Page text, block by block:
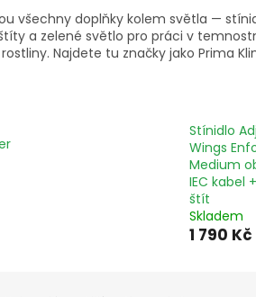
všechny doplňky kolem světla —
a zelené světlo pro práci v
Najdete tu značky jako Prima
Stínidlo
Wings
Medium
IEC kabel
štít
Skladem
1 790 Kč